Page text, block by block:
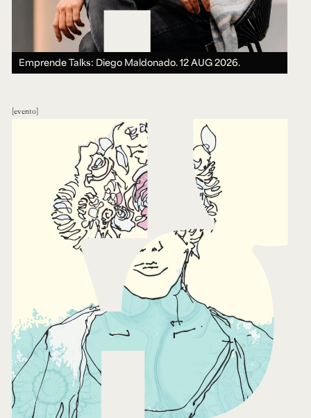
Emprende Talks: Diego Maldonado.12 AUG 2026.
evento